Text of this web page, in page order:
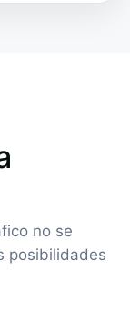
no se
posibilidades